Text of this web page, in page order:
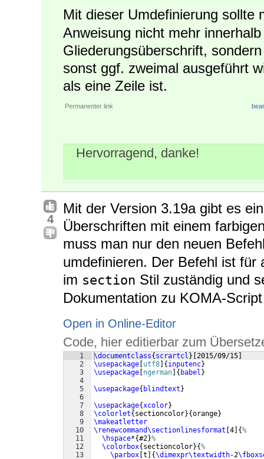
Mit dieser Umdefinierung sollte
Anweisung nicht mehr
Gliederungsüberschrift,
sonst ggf. zweimal ausgeführt
als eine Zeile ist.
Permanenter link
Hervorragend, danke!
4
Mit der Version 3.19a gibt es
Überschriften mit einem
muss man nur den neuen
umdefinieren. Der Befehl ist für
im section Stil zuständig und
Dokumentation zu KOMA-
Open in Online-Editor
Code, hier editierbar zum
1
2
3
4
5
6
7
8
9
10
11
12
13
\documentclass{ scrartcl } 2015/09/15
\usepackage utf8 { inputenc}
\usepackage ngerman { babel }
\usepackage{ blindtext }
\usepackage{xcolor}
\colorlet{ sectioncolor}{orange}
\makeatletter
\renewcommand\sectionlinesformat 4 {%
\hspace*{#2}%
\colorbox{ sectioncolor}{%
\parbox t {\dimexpr\textwidth-2